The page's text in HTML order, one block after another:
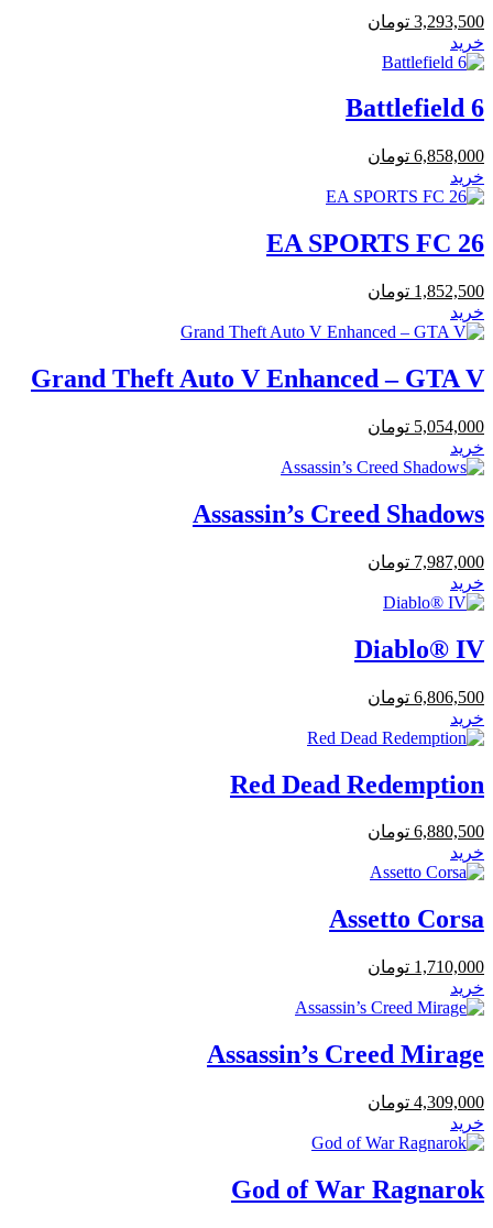
3,293,500 تومان
خرید
Battlefield 6
6,858,000 تومان
خرید
EA SPORTS FC 26
1,852,500 تومان
خرید
Grand Theft Auto V Enhanced – GTA V
5,054,000 تومان
خرید
Assassin’s Creed Shadows
7,987,000 تومان
خرید
Diablo® IV
6,806,500 تومان
خرید
Red Dead Redemption
6,880,500 تومان
خرید
Assetto Corsa
1,710,000 تومان
خرید
Assassin’s Creed Mirage
4,309,000 تومان
خرید
God of War Ragnarok